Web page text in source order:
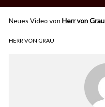
Neues Video von Herr von Grau
HERR VON GRAU